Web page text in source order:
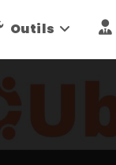
Outils